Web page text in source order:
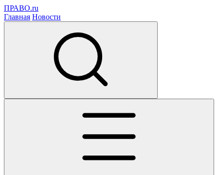
ПРАВО.ru
Главная Новости